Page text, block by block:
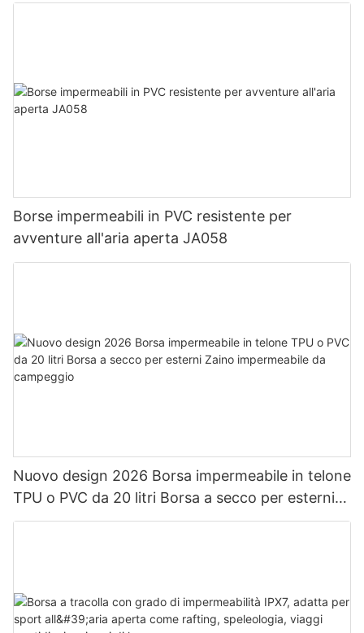
Borse impermeabili in PVC resistente per
avventure all'aria aperta JA058
Nuovo design 2026 Borsa impermeabile in telone
TPU o PVC da 20 litri Borsa a secco per esterni
Zaino impermeabile da campeggio